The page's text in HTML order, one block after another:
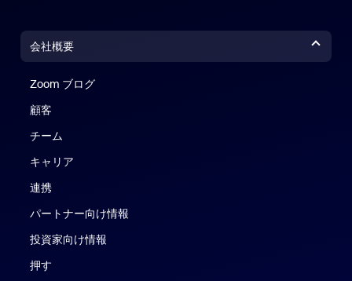
会社概要
Zoom ブログ
顧客
チーム
キャリア
連携
パートナー向け情報
投資家向け情報
押す